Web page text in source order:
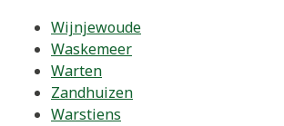
Wijnjewoude
Waskemeer
Warten
Zandhuizen
Warstiens